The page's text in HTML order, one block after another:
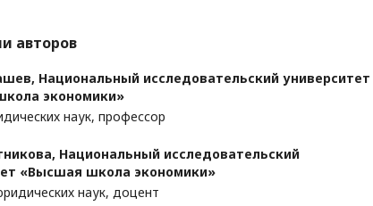
авторов
Национальный исследовательский университет
экономики»
наук, профессор
Национальный исследовательский
«Высшая школа экономики»
наук, доцент